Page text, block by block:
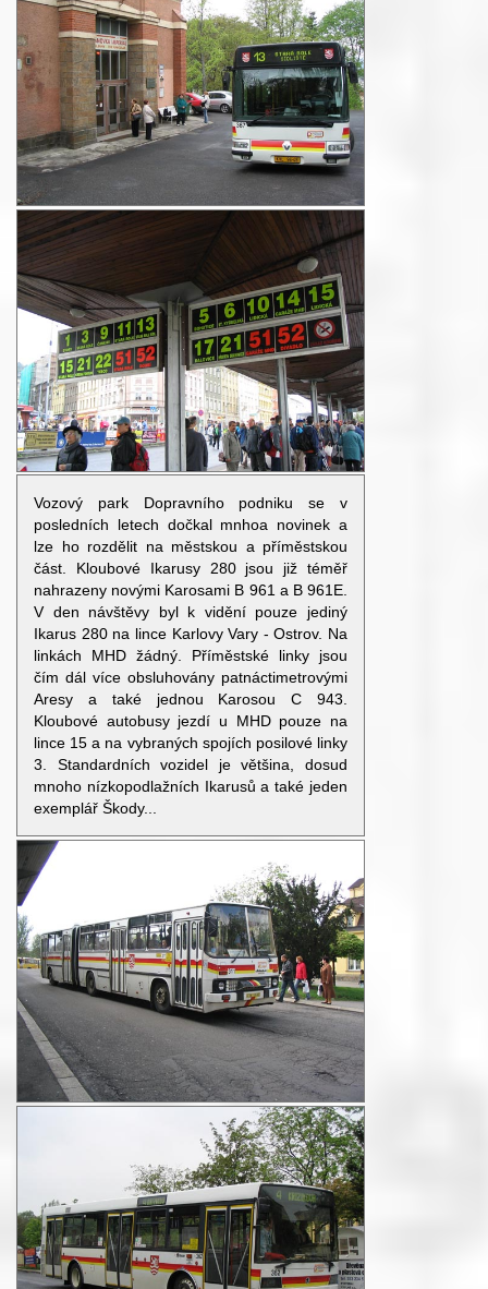
Vozový park Dopravního podniku se v
posledních letech dočkal mnhoa novinek a
lze ho rozdělit na městskou a příměstskou
část. Kloubové Ikarusy 280 jsou již téměř
nahrazeny novými Karosami B 961 a B 961E.
V den návštěvy byl k vidění pouze jediný
Ikarus 280 na lince Karlovy Vary - Ostrov. Na
linkách MHD žádný. Příměstské linky jsou
čím dál více obsluhovány patnáctimetrovými
Aresy a také jednou Karosou C 943.
Kloubové autobusy jezdí u MHD pouze na
lince 15 a na vybraných spojích posilové linky
3. Standardních vozidel je většina, dosud
mnoho nízkopodlažních Ikarusů a také jeden
exemplář Škody...